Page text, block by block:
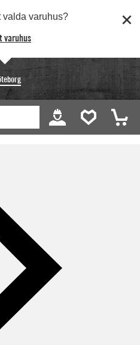
valda varuhus?
varuhus